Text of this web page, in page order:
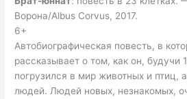
Ворона/Albus Corvus, 2017.
6+
Автобиографическая повесть, в
рассказывает о том, как он, будучи
погрузился в мир животных и птиц,
людей. Людей новых, незнакомых,